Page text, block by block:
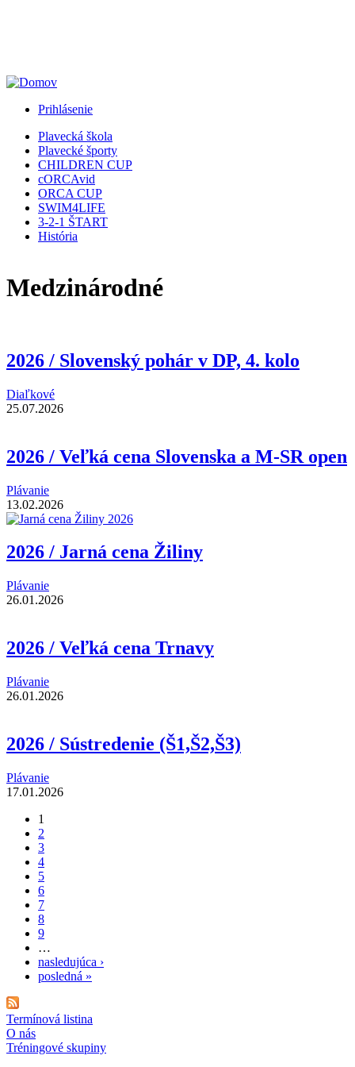
Prihlásenie
Plavecká škola
Plavecké športy
CHILDREN CUP
cORCAvid
ORCA CUP
SWIM4LIFE
3-2-1 ŠTART
História
Medzinárodné
2026 / Slovenský pohár v DP, 4. kolo
Diaľkové
25.07.2026
2026 / Veľká cena Slovenska a M-SR open
Plávanie
13.02.2026
2026 / Jarná cena Žiliny
Plávanie
26.01.2026
2026 / Veľká cena Trnavy
Plávanie
26.01.2026
2026 / Sústredenie (Š1,Š2,Š3)
Plávanie
17.01.2026
Stránky
1
2
3
4
5
6
7
8
9
…
nasledujúca ›
posledná »
Termínová listina
O nás
Tréningové skupiny